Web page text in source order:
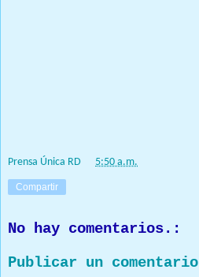
Prensa Única RD 5:50 a.m.
Compartir
No hay comentarios.:
Publicar un comentario